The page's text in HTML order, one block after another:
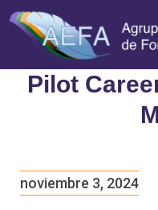
Pilot
noviembre 3, 2024